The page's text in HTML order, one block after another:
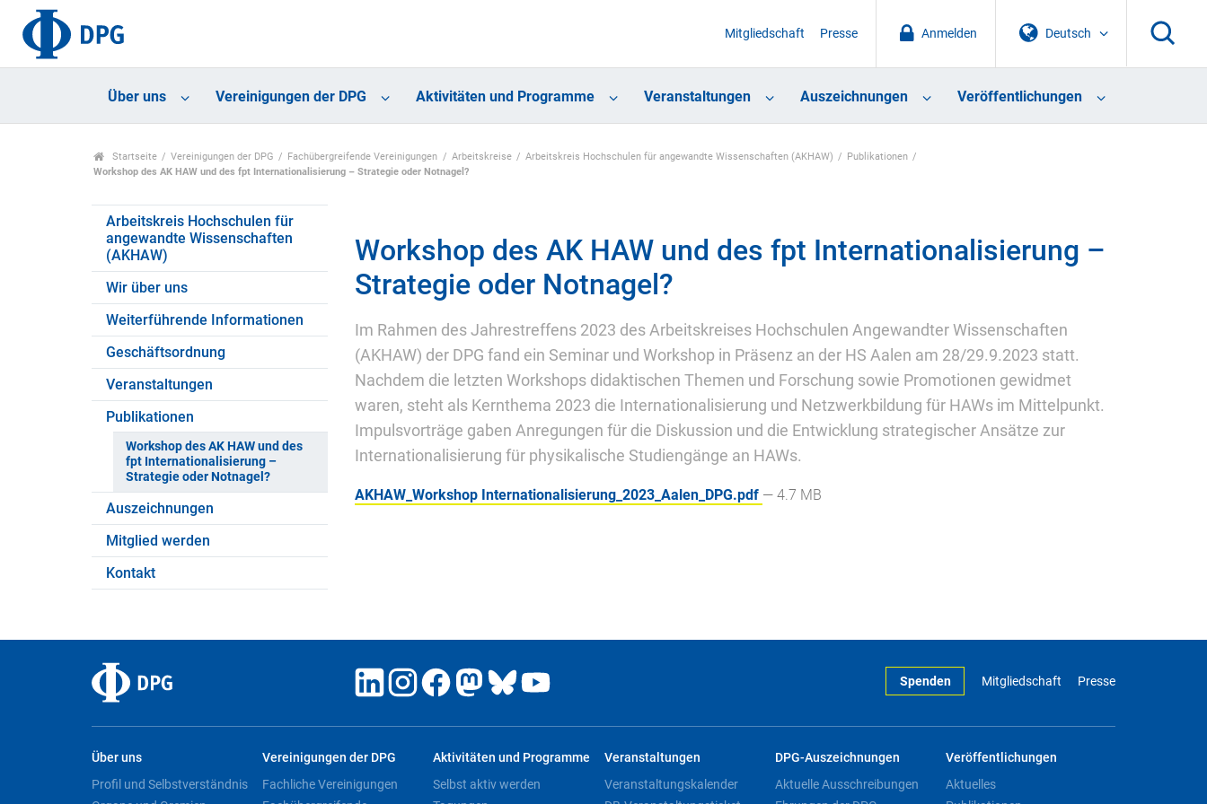
Deutsch
Anmelden
Mitgliedschaft Presse
Über uns Vereinigungen der DPG Aktivitäten und Programme Veranstaltungen Auszeichnungen Veröffentlichungen
Startseite Vereinigungen der DPG Fachübergreifende Vereinigungen Arbeitskreise Arbeitskreis Hochschulen für angewandte Wissenschaften (AKHAW)
Publikationen
Workshop des AK HAW und des fpt Internationalisierung – Strategie oder Notnagel?
Arbeitskreis Hochschulen für
angewandte Wissenschaften
(AKHAW)
Wir über uns
Weiterführende Informationen
Geschäftsordnung
Veranstaltungen
Publikationen
Workshop des AK HAW und des
fpt Internationalisierung –
Strategie oder Notnagel?
Auszeichnungen
Mitglied werden
Kontakt
Workshop des AK HAW und des fpt Internationalisierung –
Strategie oder Notnagel?
Im Rahmen des Jahrestreffens 2023 des Arbeitskreises Hochschulen Angewandter Wissenschaften
(AKHAW) der DPG fand ein Seminar und Workshop in Präsenz an der HS Aalen am 28/29.9.2023 statt.
Nachdem die letzten Workshops didaktischen Themen und Forschung sowie Promotionen gewidmet
waren, steht als Kernthema 2023 die Internationalisierung und Netzwerkbildung für HAWs im Mittelpunkt.
Impulsvorträge gaben Anregungen für die Diskussion und die Entwicklung strategischer Ansätze zur
Internationalisierung für physikalische Studiengänge an HAWs.
AKHAW_Workshop Internationalisierung_2023_Aalen_DPG.pdf — 4.7 MB
Spenden Mitgliedschaft Presse
Über uns
Profil und Selbstverständnis
Vereinigungen der DPG
Fachliche Vereinigungen
Aktivitäten und Programme
Selbst aktiv werden
Veranstaltungen
Veranstaltungskalender
DPG-Auszeichnungen
Aktuelle Ausschreibungen
Veröffentlichungen
Aktuelles